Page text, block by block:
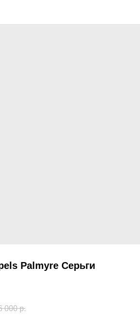
Palmyre Серьги
000 р.